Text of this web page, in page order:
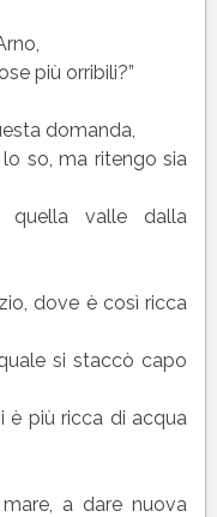
più orribili?”
domanda,
so, ma ritengo sia
quella valle dalla
dove è così ricca
si staccò capo
è più ricca di acqua
a dare nuova